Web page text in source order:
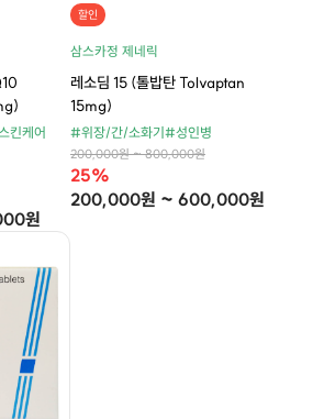
킨케어
원
할인
삼스카정 제네릭
레소딤 15 (톨밥탄 Tolvaptan
15mg)
#위장/간/소화기 #성인병
200,000원 ~ 800,000원
25%
200,000원 ~ 600,000원